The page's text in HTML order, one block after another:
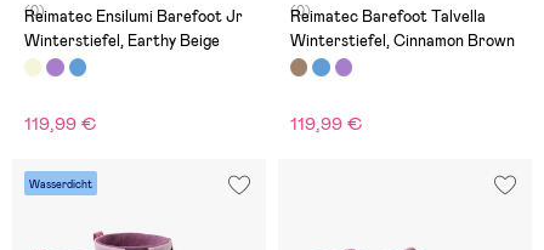
(0)
Reimatec Ensilumi Barefoot Jr
Winterstiefel, Earthy Beige
119,99 €
(0)
Reimatec Barefoot Talvella
Winterstiefel, Cinnamon Brown
119,99 €
Wasserdicht